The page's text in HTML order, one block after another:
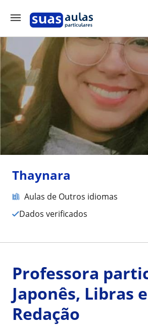
Thaynara
Aulas de Outros idiomas
Dados verificados
Professora
Japonês, Libras e
Redação